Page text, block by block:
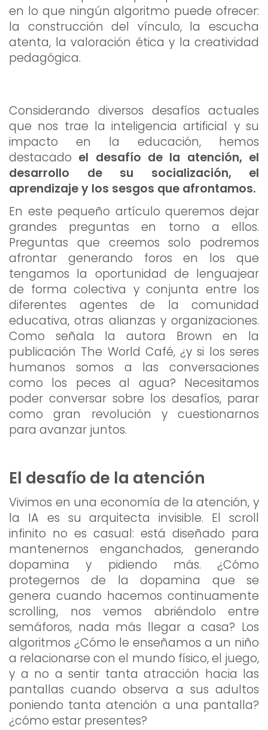
en lo que ningún algoritmo puede ofrecer:
la construcción del vínculo, la escucha
atenta, la valoración ética y la creatividad
pedagógica.
Considerando diversos desafíos actuales
que nos trae la inteligencia artificial y su
impacto en la educación, hemos
destacado el desafío de la atención, el
desarrollo de su socialización, el
aprendizaje y los sesgos que afrontamos.
En este pequeño artículo queremos dejar
grandes preguntas en torno a ellos.
Preguntas que creemos solo podremos
afrontar generando foros en los que
tengamos la oportunidad de lenguajear
de forma colectiva y conjunta entre los
diferentes agentes de la comunidad
educativa, otras alianzas y organizaciones.
Como señala la autora Brown en la
publicación The World Café, ¿y si los seres
humanos somos a las conversaciones
como los peces al agua? Necesitamos
poder conversar sobre los desafíos, parar
como gran revolución y cuestionarnos
para avanzar juntos.
El desafío de la atención
Vivimos en una economía de la atención, y
la IA es su arquitecta invisible. El scroll
infinito no es casual: está diseñado para
mantenernos enganchados, generando
dopamina y pidiendo más. ¿Cómo
protegernos de la dopamina que se
genera cuando hacemos continuamente
scrolling, nos vemos abriéndolo entre
semáforos, nada más llegar a casa? Los
algoritmos ¿Cómo le enseñamos a un niño
a relacionarse con el mundo físico, el juego,
y a no a sentir tanta atracción hacia las
pantallas cuando observa a sus adultos
poniendo tanta atención a una pantalla?
¿cómo estar presentes?